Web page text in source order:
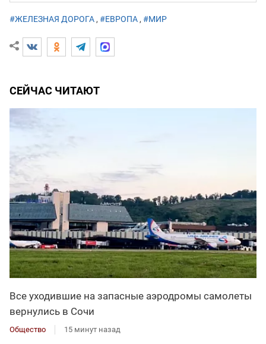
#ЖЕЛЕЗНАЯ ДОРОГА, #ЕВРОПА, #МИР
СЕЙЧАС ЧИТАЮТ
Все уходившие на запасные аэродромы самолеты
вернулись в Сочи
Общество 15 минут назад